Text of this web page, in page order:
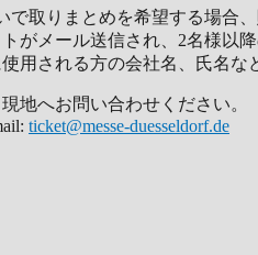
取りまとめを希望する場合
がメール送信され、2名様以
用される方の会社名、氏名な
接、現地へお問い合わせ
ticket@messe-duesseldorf.de